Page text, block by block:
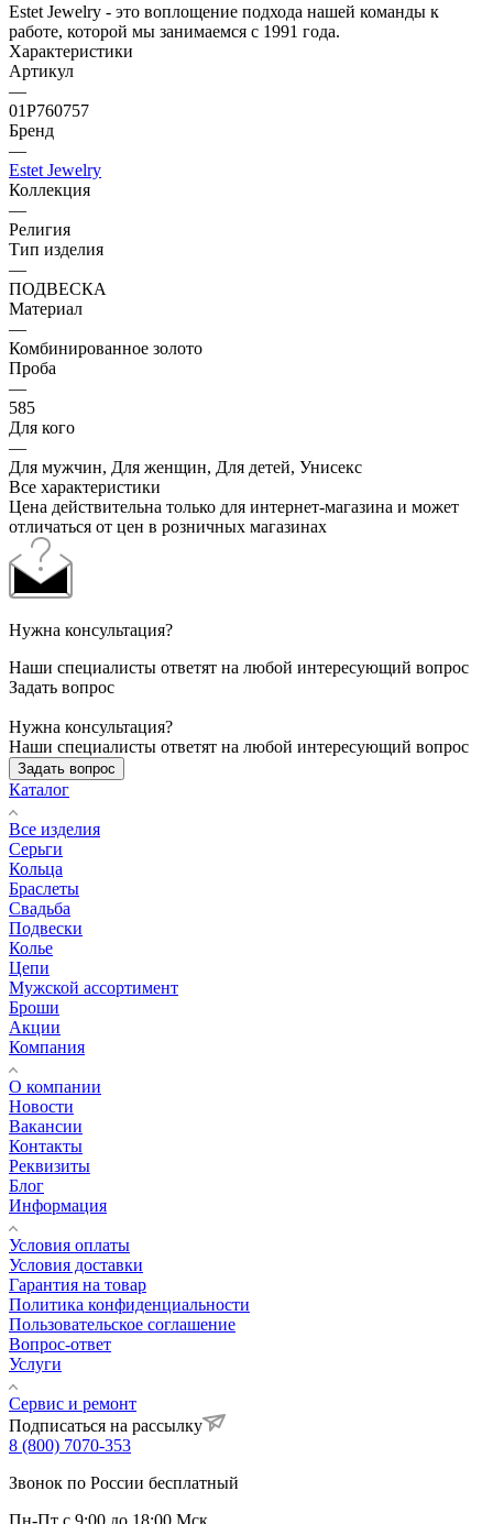
Estet Jewelry - это воплощение подхода нашей команды к
работе, которой мы занимаемся с 1991 года.
Характеристики
Артикул
—
01Р760757
Бренд
—
Estet Jewelry
Коллекция
—
Религия
Тип изделия
—
ПОДВЕСКА
Материал
—
Комбинированное золото
Проба
—
585
Для кого
—
Для мужчин, Для женщин, Для детей, Унисекс
Все характеристики
Цена действительна только для интернет-магазина и может
отличаться от цен в розничных магазинах
Нужна консультация?
Наши специалисты ответят на любой интересующий вопрос
Задать вопрос
Нужна консультация?
Наши специалисты ответят на любой интересующий вопрос
Задать вопрос
Каталог
Все изделия
Серьги
Кольца
Браслеты
Свадьба
Подвески
Колье
Цепи
Мужской ассортимент
Броши
Акции
Компания
О компании
Новости
Вакансии
Контакты
Реквизиты
Блог
Информация
Условия оплаты
Условия доставки
Гарантия на товар
Политика конфиденциальности
Пользовательское соглашение
Вопрос-ответ
Услуги
Сервис и ремонт
Подписаться на рассылку
8 (800) 7070-353
Звонок по России бесплатный
Пн-Пт с 9:00 до 18:00 Мск